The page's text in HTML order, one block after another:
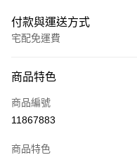
付款與運送方式
宅配免運費
全家線上支付
運送方式
本島宅配-活動商品
商品特色
商品編號
11867883
商品特色